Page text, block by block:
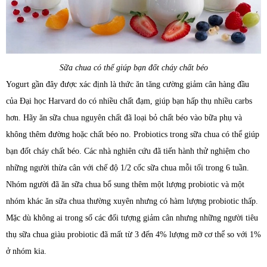
Sữa chua có thể giúp bạn đốt cháy chất béo
Yogurt gần đây được xác định là thức ăn tăng cường giảm cân hàng đầu
của Đại học Harvard do có nhiều chất đạm, giúp bạn hấp thụ nhiều carbs
hơn. Hãy ăn sữa chua nguyên chất đã loại bỏ chất béo vào bữa phụ và
không thêm đường hoặc chất béo no. Probiotics trong sữa chua có thể giúp
bạn đốt cháy chất béo. Các nhà nghiên cứu đã tiến hành thử nghiệm cho
những người thừa cân với chế độ 1/2 cốc sữa chua mỗi tối trong 6 tuần.
Nhóm người đã ăn sữa chua bổ sung thêm một lượng probiotic và một
nhóm khác ăn sữa chua thường xuyên nhưng có hàm lượng probiotic thấp.
Mặc dù không ai trong số các đối tượng giảm cân nhưng những người tiêu
thụ sữa chua giàu probiotic đã mất từ 3 đến 4% lượng mỡ cơ thể so với 1%
ở nhóm kia.